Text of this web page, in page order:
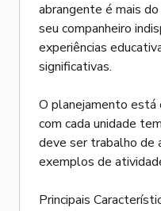
abrangente é mais
seu companheiro
experiências
significativas.
O planejamento está
com cada unidade
deve ser trabalho de
exemplos de
Principais